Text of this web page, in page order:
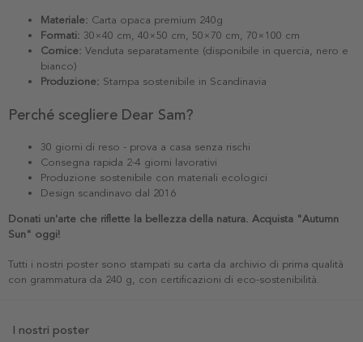
Materiale: Carta opaca premium 240g
Formati: 30×40 cm, 40×50 cm, 50×70 cm, 70×100 cm
Cornice: Venduta separatamente (disponibile in quercia, nero e
bianco)
Produzione: Stampa sostenibile in Scandinavia
Perché scegliere Dear Sam?
30 giorni di reso - prova a casa senza rischi
Consegna rapida 2-4 giorni lavorativi
Produzione sostenibile con materiali ecologici
Design scandinavo dal 2016
Donati un'arte che riflette la bellezza della natura. Acquista "Autumn
Sun" oggi!
Tutti i nostri poster sono stampati su carta da archivio di prima qualità
con grammatura da 240 g, con certificazioni di eco-sostenibilità.
I nostri poster